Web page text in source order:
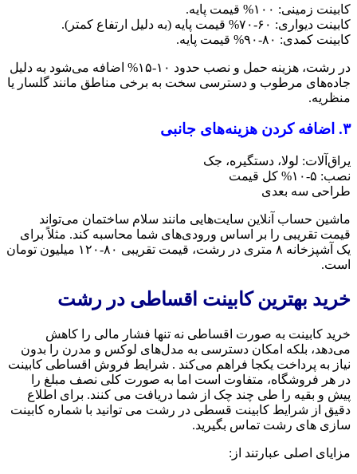
کابینت زمینی: ۱۰۰% قیمت پایه.
کابینت دیواری: ۶۰-۷۰% قیمت پایه (به دلیل ارتفاع کمتر).
کابینت کمدی: ۸۰-۹۰% قیمت پایه.
در رشت، هزینه حمل و نصب حدود ۱۰-۱۵% اضافه می‌شود به دلیل
جاده‌های مرطوب و دسترسی سخت به برخی مناطق مانند گلسار یا
منظریه.
۳. اضافه کردن هزینه‌های جانبی
یراق‌آلات: لولا، دستگیره، جک
نصب: ۵-۱۰% کل قیمت
طراحی سه بعدی
ماشین حساب آنلاین سایت‌هایی مانند سلام ساختمان می‌تواند
قیمت تقریبی را بر اساس ورودی‌های شما محاسبه کند. مثلاً برای
یک آشپزخانه ۸ متری در رشت، قیمت تقریبی ۸۰-۱۲۰ میلیون تومان
است.
خرید بهترین کابینت اقساطی در رشت
خرید کابینت به صورت اقساطی نه تنها فشار مالی را کاهش
می‌دهد، بلکه امکان دسترسی به مدل‌های لوکس و مدرن را بدون
نیاز به پرداخت یکجا فراهم می‌کند . شرایط فروش اقساطی کابینت
در هر فروشگاه، متفاوت است اما به صورت کلی نصف مبلغ را
پیش و بقیه را طی چند چک از شما دریافت می کنند. برای اطلاع
دقیق از شرایط کابینت قسطی در رشت می توانید با شماره کابینت
سازی های رشت تماس بگیرید.
مزایای اصلی عبارتند از: